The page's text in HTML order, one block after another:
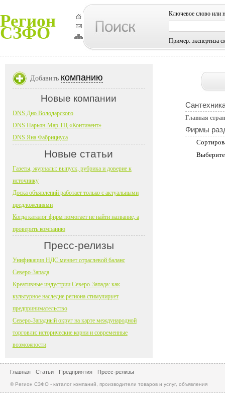
Регион
СЗФО
Ключевое слово или
Пример: экспертиза
Главная
Фирмы
Добавить компанию
Новые компании
DNS Дно Володарского
DNS Нарьян-Мар ТЦ «Континент»
DNS Яна Фабрициуса
Новые статьи
Газеты, журналы: выпуск, рубрика и доверие к
источнику
Доска объявлений работает только с актуальными
предложениями
Когда каталог фирм помогает не найти название, а
проверить компанию
Пресс-релизы
Унификация НДС меняет отраслевой баланс
Северо-Запада
Креативные индустрии Северо-Запада: как
культурное наследие региона стимулирует
предпринимательство
Северо-Западный округ на карте международной
торговли: исторические корни и современные
возможности
Главная Статьи Предприятия Пресс-релизы
© Регион СЗФО - каталог компаний, производители товаров и услуг, объявления